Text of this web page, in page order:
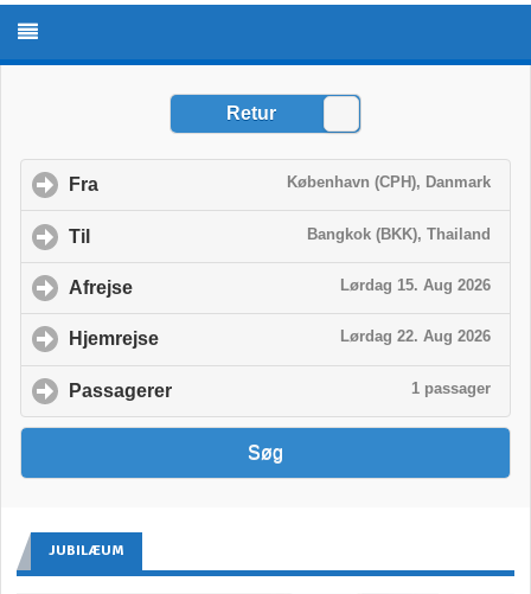
JUBILÆUM